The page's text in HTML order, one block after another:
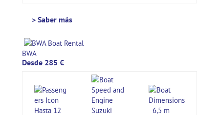
> Saber más
BWA
Desde 285 €
Hasta 12
Suzuki
6,5 m